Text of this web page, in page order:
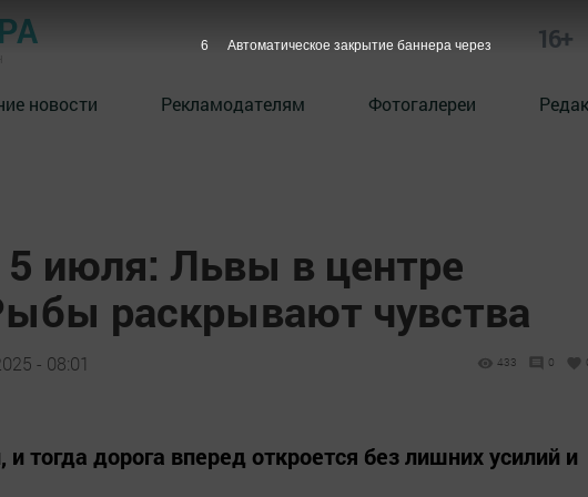
16+
новости Рекламодателям Фотогалереи
5 июля: Львы в центре
раскрывают чувства
- 08:01 433 0
тогда дорога вперед откроется без лишних усилий и
5 Автоматическое закрытие баннера через